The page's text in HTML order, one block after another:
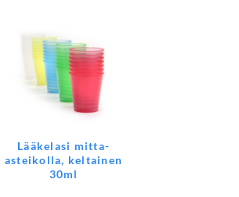
Lääkelasi mitta-
asteikolla, keltainen
30ml